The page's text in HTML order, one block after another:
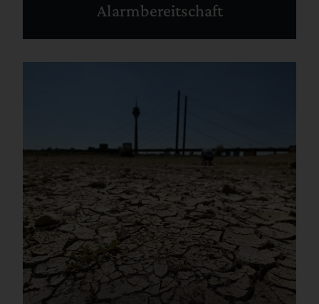
Alarmbereitschaft